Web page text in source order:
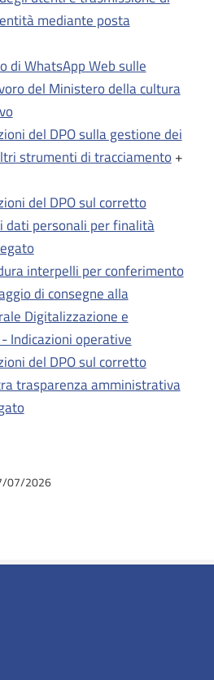
mediante posta
di WhatsApp Web sulle
del Ministero della cultura
del DPO sulla gestione dei
strumenti di tracciamento +
del DPO sul corretto
personali per finalità
interpelli per conferimento
di consegne alla
Digitalizzazione e
Indicazioni operative
del DPO sul corretto
trasparenza amministrativa
07/2026